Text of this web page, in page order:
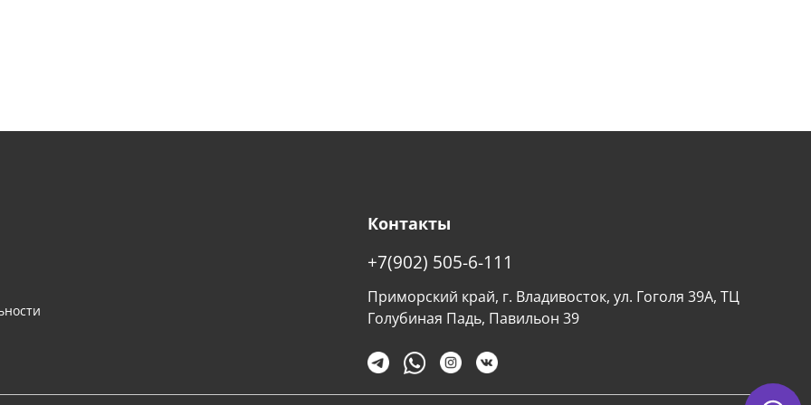
Контакты
+7(902) 505-6-111
Приморский край, г. Владивосток, ул. Гоголя 39А, ТЦ
Голубиная Падь, Павильон 39